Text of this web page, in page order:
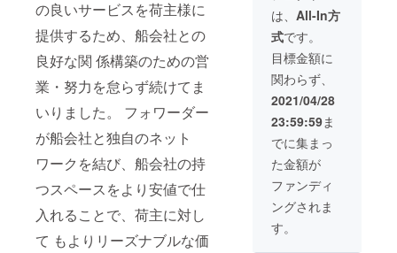
の良いサービスを荷主様に
提供するため、船会社との
良好な関 係構築のための営
業・努⼒を怠らず続けてま
いりました。 フォワーダー
が船会社と独⾃のネット
ワークを結び、船会社の持
つスペースをより安値で仕
⼊れることで、荷主に対し
て もよりリーズナブルな価
ちの分
だけ、
ご支援
願いま
す！！
今の現
状をど
うにか
変えた
い！ 海
上運送
でライ
フライ
ンを守
りた
⼈名、
ニック
ネー
ム、イ
ニシャ
ルを記
載 ※支
援時、
必ず備
考欄に
ご希望
のお名
前をご
記入く
ださ
は、 All-In方
式です。
目標金額に
関わらず、
2021/04/28
23:59:59ま
でに集まっ
た金額が
ファンディ
ングされま
す。